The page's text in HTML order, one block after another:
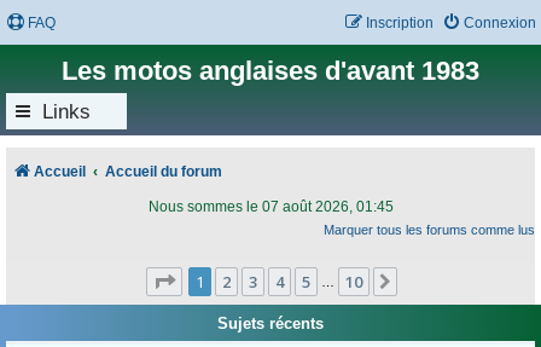
FAQ Connexion
Inscription
Les motos anglaises d'avant 1983
Links
Accueil Accueil du forum
Nous sommes le 07 août 2026, 01:45
Marquer tous les forums comme lus
Page 1sur
1 2 3 4 5 10
Sujets récents